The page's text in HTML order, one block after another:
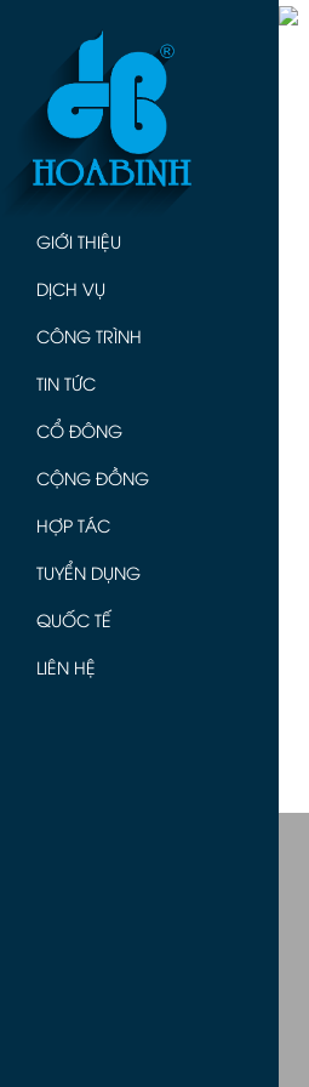
GIỚI THIỆU
DỊCH VỤ
CÔNG TRÌNH
TIN TỨC
CỔ ĐÔNG
CỘNG ĐỒNG
HỢP TÁC
TUYỂN DỤNG
QUỐC TẾ
LIÊN HỆ